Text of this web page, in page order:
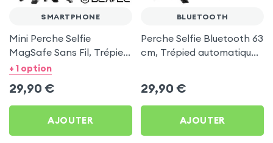
SMARTPHONE
Mini Perche Selfie
MagSafe Sans Fil, Trépied
41cm et Poignée Grip -
+ 1 option
29,90 €
AJOUTER
BLUETOOTH
Perche Selfie Bluetooth 63
cm, Trépied automatique -
29,90 €
AJOUTER